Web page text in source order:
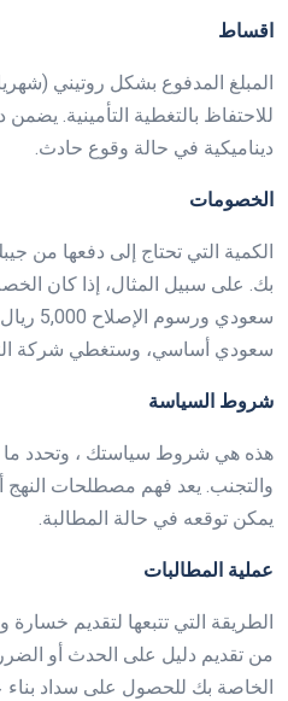
اقساط
المبلغ المدفوع بشكل روتيني
للاحتفاظ بالتغطية التأمينية.
ديناميكية في حالة وقوع حادث.
الخصومات
الكمية التي تحتاج إلى دفعها من
سعودي أساسي، وستغطي شركة
شروط السياسة
هذه هي شروط سياستك ، وتحدد ما
والتجنب. يعد فهم مصطلحات النهج
يمكن توقعه في حالة المطالبة.
عملية المطالبات
الطريقة التي تتبعها لتقديم
من تقديم دليل على الحدث أو
الخاصة بك للحصول على سداد